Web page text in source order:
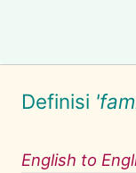
Definisi
English to